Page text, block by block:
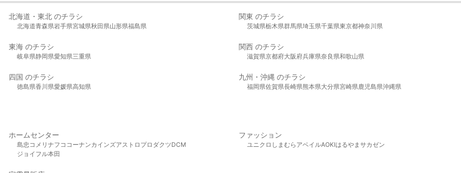
北海道・東北 のチラシ
北海道青森県岩手県宮城県秋田県山形県福島県
関東 のチラシ
茨城県栃木県群馬県埼玉県千葉県東京都神奈川県
東海 のチラシ
岐阜県静岡県愛知県三重県
関西 のチラシ
滋賀県京都府大阪府兵庫県奈良県和歌山県
四国 のチラシ
徳島県香川県愛媛県高知県
九州・沖縄 のチラシ
福岡県佐賀県長崎県熊本県大分県宮崎県鹿児島県沖縄県
ホームセンター
島忠 コメリ ナフコ コーナンカインズアストロプロダクツDCM
ジョイフル本田
ファッション
ユニクロ しまむら アベイルAOKIはるやま サカゼン